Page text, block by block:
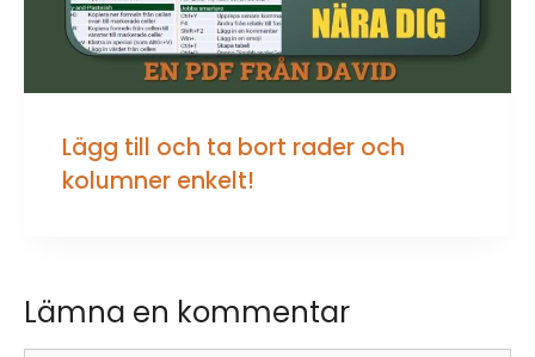
Lägg till och ta bort rader och
kolumner enkelt!
Lämna en kommentar